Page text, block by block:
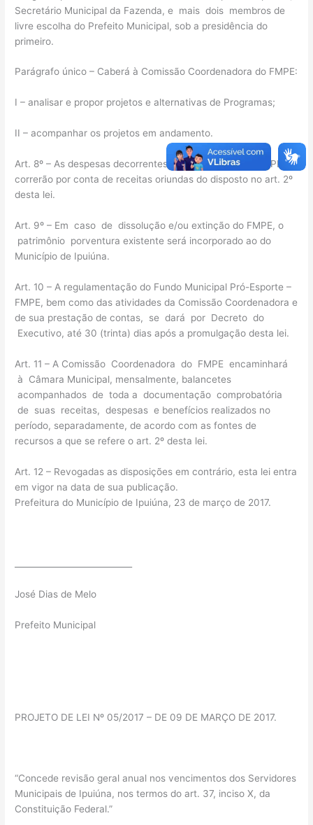
Secretário Municipal da Fazenda, e mais dois membros de
livre escolha do Prefeito Municipal, sob a presidência do
primeiro.
Parágrafo único – Caberá à Comissão Coordenadora do FMPE:
I – analisar e propor projetos e alternativas de Programas;
II – acompanhar os projetos em andamento.
Art. 8º – As despesas decorrentes da implantação do FMPE
correrão por conta de receitas oriundas do disposto no art. 2º
desta lei.
Art. 9º – Em caso de dissolução e/ou extinção do FMPE, o
patrimônio porventura existente será incorporado ao do
Município de Ipuiúna.
Art. 10 – A regulamentação do Fundo Municipal Pró-Esporte –
FMPE, bem como das atividades da Comissão Coordenadora e
de sua prestação de contas, se dará por Decreto do
Executivo, até 30 (trinta) dias após a promulgação desta lei.
Art. 11 – A Comissão Coordenadora do FMPE encaminhará
à Câmara Municipal, mensalmente, balancetes
acompanhados de toda a documentação comprobatória
de suas receitas, despesas e benefícios realizados no
período, separadamente, de acordo com as fontes de
recursos a que se refere o art. 2º desta lei.
Art. 12 – Revogadas as disposições em contrário, esta lei entra
em vigor na data de sua publicação.
Prefeitura do Município de Ipuiúna, 23 de março de 2017.
José Dias de Melo
Prefeito Municipal
PROJETO DE LEI Nº 05/2017 – DE 09 DE MARÇO DE 2017.
“Concede revisão geral anual nos vencimentos dos Servidores
Municipais de Ipuiúna, nos termos do art. 37, inciso X, da
Constituição Federal.”